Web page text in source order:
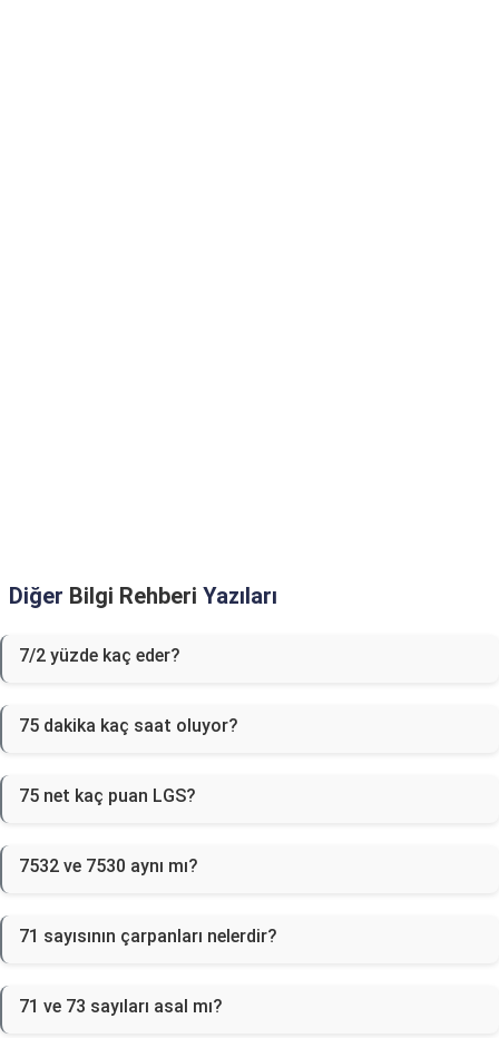
Diğer Bilgi Rehberi Yazıları
7/2 yüzde kaç eder?
75 dakika kaç saat oluyor?
75 net kaç puan LGS?
7532 ve 7530 aynı mı?
71 sayısının çarpanları nelerdir?
71 ve 73 sayıları asal mı?